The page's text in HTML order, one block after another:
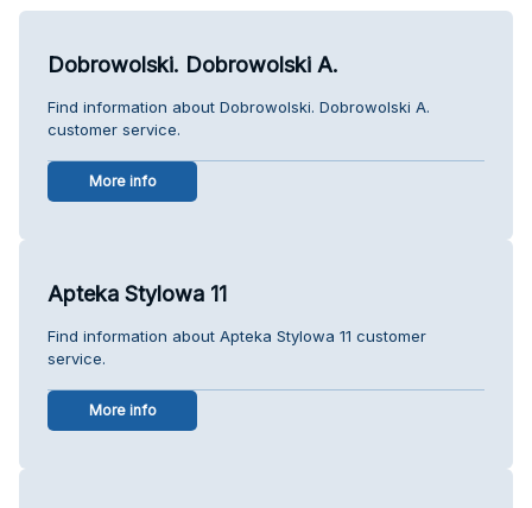
Dobrowolski. Dobrowolski A.
Find information about Dobrowolski. Dobrowolski A.
customer service.
More info
Apteka Stylowa 11
Find information about Apteka Stylowa 11 customer
service.
More info